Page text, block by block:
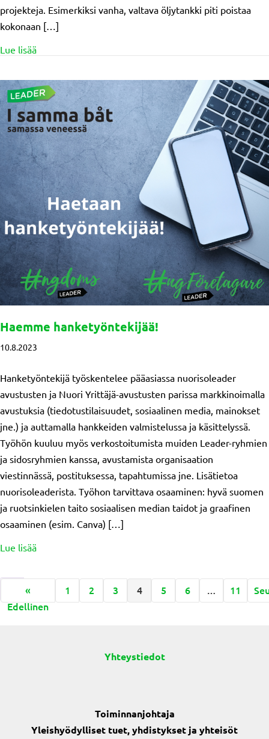
projekteja. Esimerkiksi vanha, valtava öljytankki piti poistaa
kokonaan […]
Lue lisääabout Öljylämmitys vaihtui taloudelliseen
Haemme hanketyöntekijää!
10.8.2023
Hanketyöntekijä työskentelee pääasiassa nuorisoleader
avustusten ja Nuori Yrittäjä-avustusten parissa markkinoimalla
avustuksia (tiedotustilaisuudet, sosiaalinen media, mainokset
jne.) ja auttamalla hankkeiden valmistelussa ja käsittelyssä.
Työhön kuuluu myös verkostoitumista muiden Leader-ryhmien
ja sidosryhmien kanssa, avustamista organisaation
viestinnässä, postituksessa, tapahtumissa jne. Lisätietoa
nuorisoleaderista. Työhon tarvittava osaaminen: hyvä suomen
ja ruotsinkielen taito sosiaalisen median taidot ja graafinen
osaaminen (esim. Canva) […]
Lue lisääabout Haemme hanketyöntekijää!
«
Edellinen
1 2 3 4 5 6 … 11
Yhteystiedot
Toiminnanjohtaja
Yleishyödylliset tuet, yhdistykset ja yhteisöt